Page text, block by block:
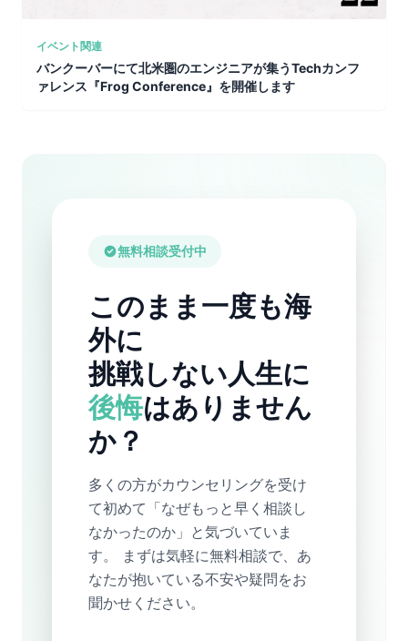
イベント関連
バンクーバーにて北米圏のエンジニアが集うTechカンフ
ァレンス『Frog Conference』を開催します
無料相談受付中
このまま一度も海
外に
挑戦しない人生に
後悔はありません
か？
多くの方がカウンセリングを受け
て初めて「なぜもっと早く相談し
なかったのか」と気づいていま
す。 まずは気軽に無料相談で、あ
なたが抱いている不安や疑問をお
聞かせください。